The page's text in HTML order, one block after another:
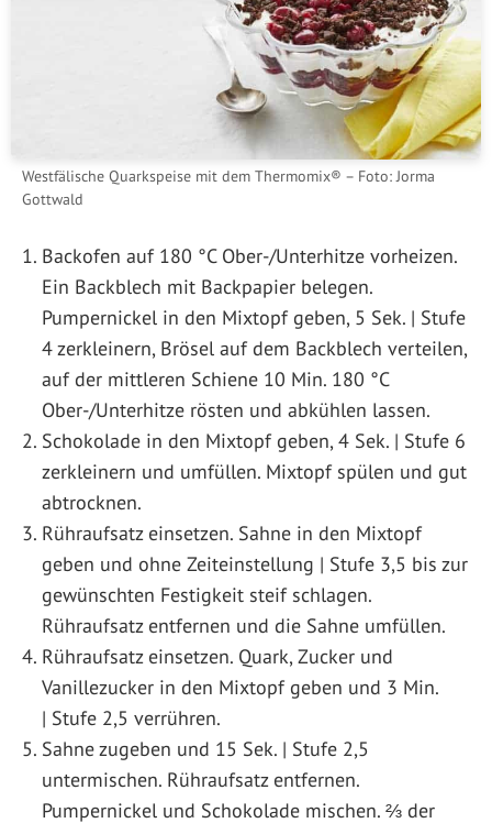
Westfälische Quarkspeise mit dem Thermomix® – Foto: Jorma
Gottwald
Backofen auf 180 °C Ober-/Unterhitze vorheizen.
Ein Backblech mit Backpapier belegen.
Pumpernickel in den Mixtopf geben, 5 Sek. | Stufe
4 zerkleinern, Brösel auf dem Backblech verteilen,
auf der mittleren Schiene 10 Min. 180 °C
Ober-/Unterhitze rösten und abkühlen lassen.
Schokolade in den Mixtopf geben, 4 Sek. | Stufe 6
zerkleinern und umfüllen. Mixtopf spülen und gut
abtrocknen.
Rühraufsatz einsetzen. Sahne in den Mixtopf
geben und ohne Zeiteinstellung | Stufe 3,5 bis zur
gewünschten Festigkeit steif schlagen.
Rühraufsatz entfernen und die Sahne umfüllen.
Rühraufsatz einsetzen. Quark, Zucker und
Vanillezucker in den Mixtopf geben und 3 Min.
| Stufe 2,5 verrühren.
Sahne zugeben und 15 Sek. | Stufe 2,5
untermischen. Rühraufsatz entfernen.
Pumpernickel und Schokolade mischen. ⅔ der